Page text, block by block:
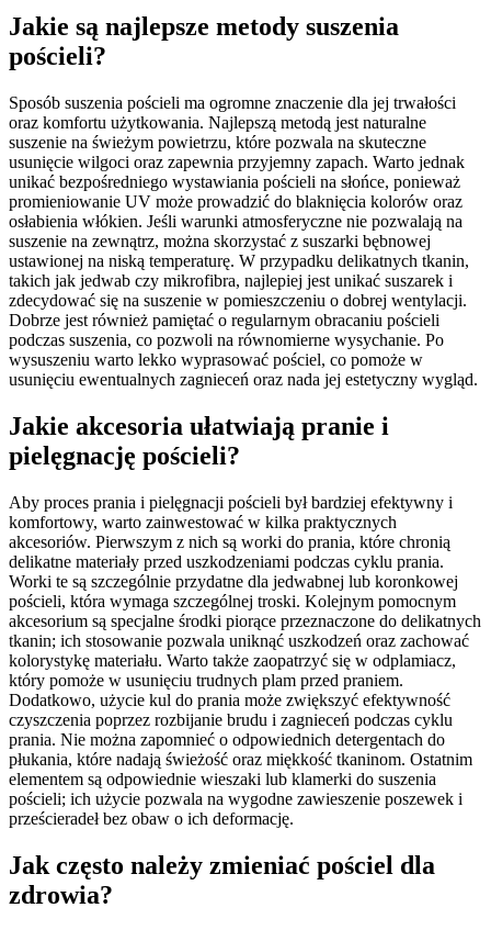
Jakie są najlepsze metody suszenia
pościeli?
Sposób suszenia pościeli ma ogromne znaczenie dla jej trwałości
oraz komfortu użytkowania. Najlepszą metodą jest naturalne
suszenie na świeżym powietrzu, które pozwala na skuteczne
usunięcie wilgoci oraz zapewnia przyjemny zapach. Warto jednak
unikać bezpośredniego wystawiania pościeli na słońce, ponieważ
promieniowanie UV może prowadzić do blaknięcia kolorów oraz
osłabienia włókien. Jeśli warunki atmosferyczne nie pozwalają na
suszenie na zewnątrz, można skorzystać z suszarki bębnowej
ustawionej na niską temperaturę. W przypadku delikatnych tkanin,
takich jak jedwab czy mikrofibra, najlepiej jest unikać suszarek i
zdecydować się na suszenie w pomieszczeniu o dobrej wentylacji.
Dobrze jest również pamiętać o regularnym obracaniu pościeli
podczas suszenia, co pozwoli na równomierne wysychanie. Po
wysuszeniu warto lekko wyprasować pościel, co pomoże w
usunięciu ewentualnych zagnieceń oraz nada jej estetyczny wygląd.
Jakie akcesoria ułatwiają pranie i
pielęgnację pościeli?
Aby proces prania i pielęgnacji pościeli był bardziej efektywny i
komfortowy, warto zainwestować w kilka praktycznych
akcesoriów. Pierwszym z nich są worki do prania, które chronią
delikatne materiały przed uszkodzeniami podczas cyklu prania.
Worki te są szczególnie przydatne dla jedwabnej lub koronkowej
pościeli, która wymaga szczególnej troski. Kolejnym pomocnym
akcesorium są specjalne środki piorące przeznaczone do delikatnych
tkanin; ich stosowanie pozwala uniknąć uszkodzeń oraz zachować
kolorystykę materiału. Warto także zaopatrzyć się w odplamiacz,
który pomoże w usunięciu trudnych plam przed praniem.
Dodatkowo, użycie kul do prania może zwiększyć efektywność
czyszczenia poprzez rozbijanie brudu i zagnieceń podczas cyklu
prania. Nie można zapomnieć o odpowiednich detergentach do
płukania, które nadają świeżość oraz miękkość tkaninom. Ostatnim
elementem są odpowiednie wieszaki lub klamerki do suszenia
pościeli; ich użycie pozwala na wygodne zawieszenie poszewek i
prześcieradeł bez obaw o ich deformację.
Jak często należy zmieniać pościel dla
zdrowia?